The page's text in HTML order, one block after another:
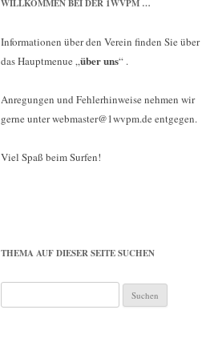
WILLKOMMEN BEI DER 1WVPM …
Informationen über den Verein finden Sie über
das Hauptmenue „über uns“ .
Anregungen und Fehlerhinweise nehmen wir
gerne unter webmaster@1wvpm.de entgegen.
Viel Spaß beim Surfen!
THEMA AUF DIESER SEITE SUCHEN
nach: